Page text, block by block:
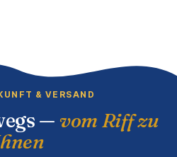
& VERSAND
— vom Riff zu